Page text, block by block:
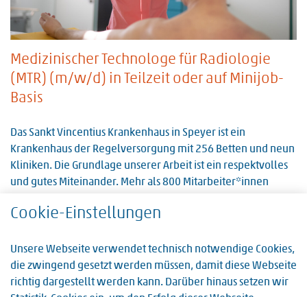
Medizinischer Technologe für Radiologie
(MTR) (m/w/d) in Teilzeit oder auf Minijob-
Basis
Das Sankt Vincentius Krankenhaus in Speyer ist ein
Krankenhaus der Regelversorgung mit 256 Betten und neun
Kliniken. Die Grundlage unserer Arbeit ist ein respektvolles
und gutes Miteinander. Mehr als 800 Mitarbeiter*innen
Cookie-Einstellungen
Unsere Webseite verwendet technisch notwendige Cookies,
die zwingend gesetzt werden müssen, damit diese Webseite
richtig dargestellt werden kann. Darüber hinaus setzen wir